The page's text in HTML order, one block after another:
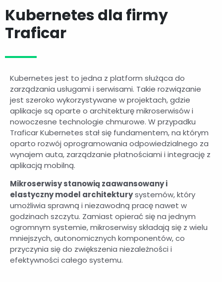
Kubernetes dla firmy
Traficar
Kubernetes jest to jedna z platform służąca do
zarządzania usługami i serwisami. Takie rozwiązanie
jest szeroko wykorzystywane w projektach, gdzie
aplikacje są oparte o architekturę mikroserwisów i
nowoczesne technologie chmurowe. W przypadku
Traficar Kubernetes stał się fundamentem, na którym
oparto rozwój oprogramowania odpowiedzialnego za
wynajem auta, zarządzanie płatnościami i integrację z
aplikacją mobilną.
Mikroserwisy stanowią zaawansowany i
elastyczny model architekturysystemów, który
umożliwia sprawną i niezawodną pracę nawet w
godzinach szczytu. Zamiast opierać się na jednym
ogromnym systemie, mikroserwisy składają się z wielu
mniejszych, autonomicznych komponentów, co
przyczynia się do zwiększenia niezależności i
efektywności całego systemu.